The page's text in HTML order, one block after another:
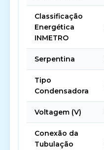
Classificação
Energética
INMETRO
Serpentina
Tipo
Condensadora
Voltagem (V)
Conexão da
Tubulação